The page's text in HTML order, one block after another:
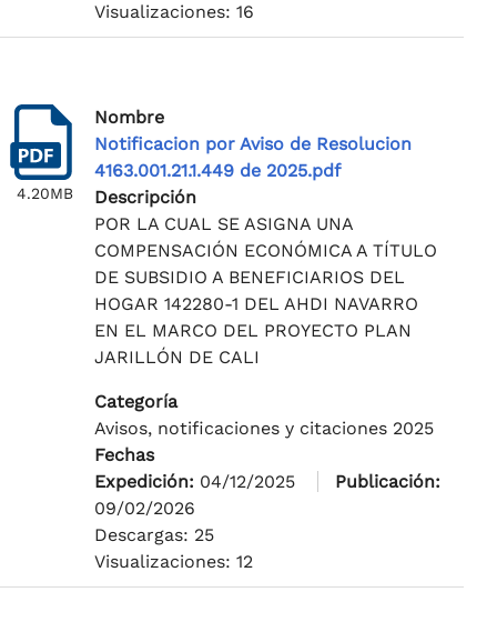
Visualizaciones: 16
4.20MB
Nombre
Notificacion por Aviso de Resolucion
4163.001.21.1.449 de 2025.pdf
Descripción
POR LA CUAL SE ASIGNA UNA
COMPENSACIÓN ECONÓMICA A TÍTULO
DE SUBSIDIO A BENEFICIARIOS DEL
HOGAR 142280-1 DEL AHDI NAVARRO
EN EL MARCO DEL PROYECTO PLAN
JARILLÓN DE CALI
Categoría
Avisos, notificaciones y citaciones 2025
Fechas
Expedición: 04/12/2025
Publicación:
09/02/2026
Descargas: 25
Visualizaciones: 12